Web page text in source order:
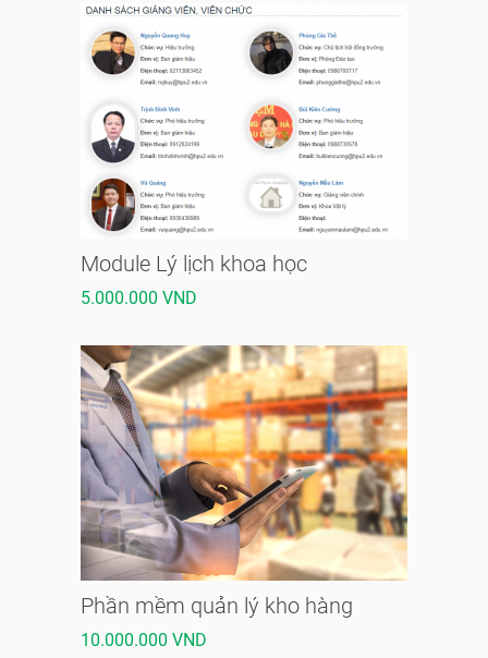
Module Lý lịch khoa học
5.000.000 VND
Phần mềm quản lý kho hàng
10.000.000 VND